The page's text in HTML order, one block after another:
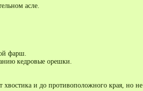
асле.
фарш.
кедровые орешки.
хвостика и до противоположного края, но не